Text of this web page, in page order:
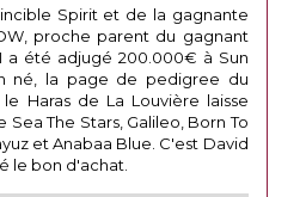
Spirit et de la gagnante
proche parent du gagnant
a été adjugé 200.000€ à Sun
né, la page de pedigree du
Haras de La Louvière laisse
The Stars, Galileo, Born To
et Anabaa Blue. C'est David
le bon d'achat.